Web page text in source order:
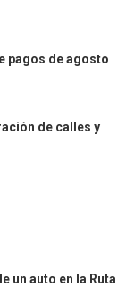
pagos de agosto
de calles y
un auto en la Ruta